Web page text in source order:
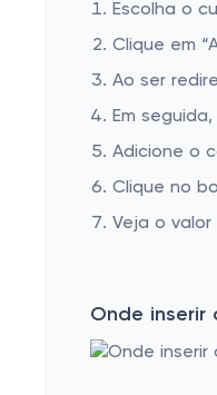
Escolha o
Clique em
Ao ser
Em
Adicione o
Clique no
Veja o valor
Onde inserir